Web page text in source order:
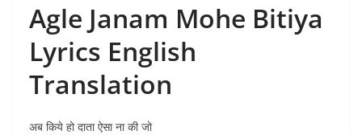
Agle Janam Mohe Bitiya
Lyrics English
Translation
अब किये हो दाता ऐसा ना की जो